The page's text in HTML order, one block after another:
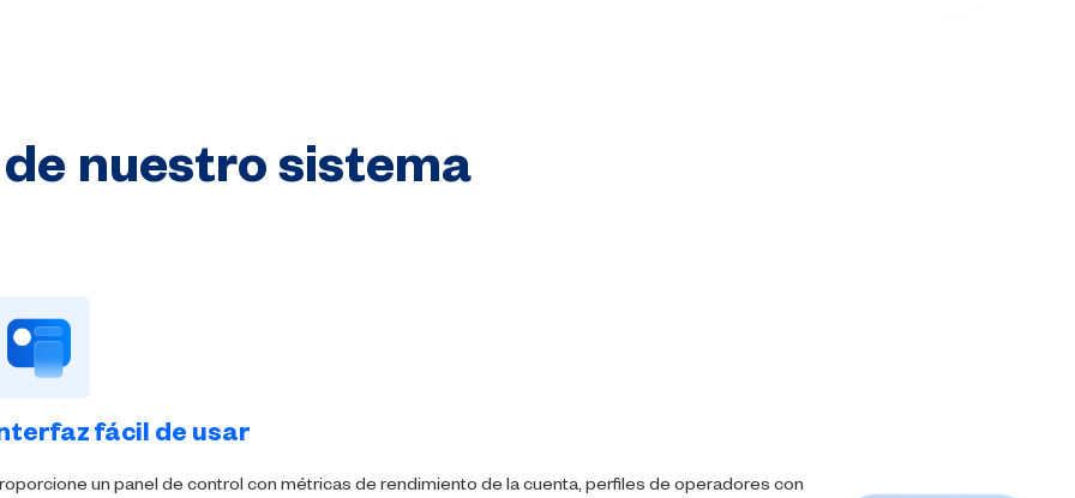
de nuestro sistema
fácil de usar
un panel de control con métricas de rendimiento de la cuenta, perfiles de operadores con